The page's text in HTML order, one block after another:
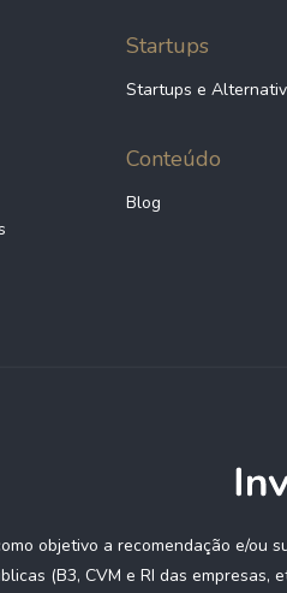
Startups
Startups e
Conteúdo
Blog
objetivo a recomendação e/ou
(B3, CVM e RI das